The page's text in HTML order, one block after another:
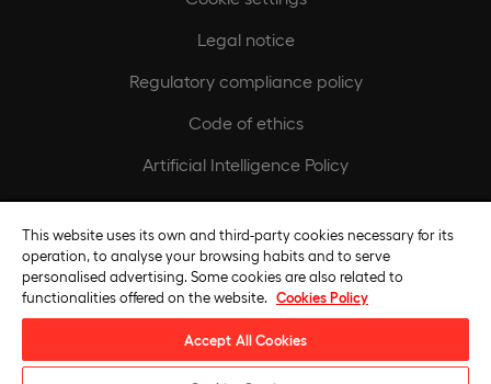
Legal notice
Regulatory compliance policy
Code of ethics
Artificial Intelligence Policy
Fundación Universidad Europea
Join our team
This website uses its own and third-party cookies necessary for its
operation, to analyse your browsing habits and to serve
personalised advertising. Some cookies are also related to
functionalities offered on the website. Cookies Policy
Accept All Cookies